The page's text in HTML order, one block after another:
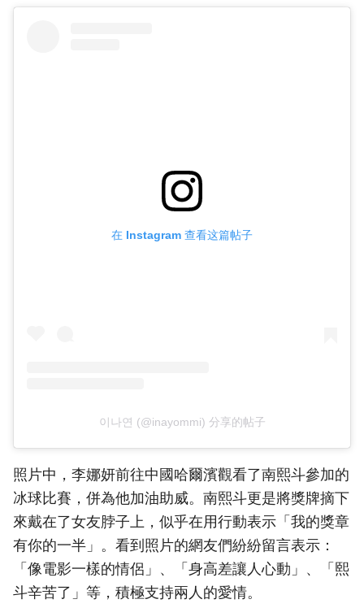
在 Instagram 查看这篇帖子
이나연 (@inayommi) 分享的帖子
照片中，李娜妍前往中國哈爾濱觀看了南熙斗參加的
冰球比賽，併為他加油助威。南熙斗更是將獎牌摘下
來戴在了女友脖子上，似乎在用行動表示「我的獎章
有你的一半」。看到照片的網友們紛紛留言表示：
「像電影一樣的情侶」、「身高差讓人心動」、「熙
斗辛苦了」等，積極支持兩人的愛情。